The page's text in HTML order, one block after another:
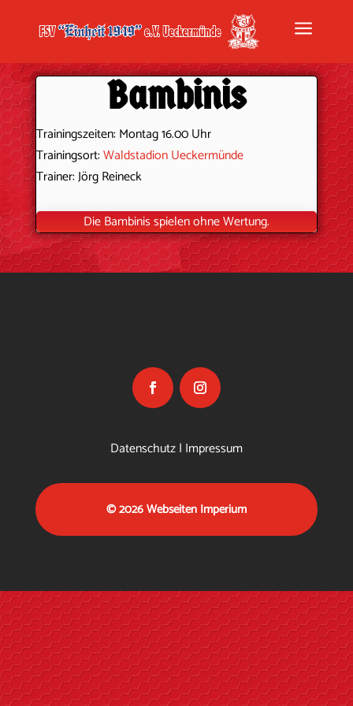
a
Bambinis
Trainingszeiten: Montag 16.00 Uhr
Trainingsort:Waldstadion Ueckermünde
Trainer: Jörg Reineck
Die Bambinis spielen ohne Wertung.
Datenschutz| Impressum
© 2026Webseiten Imperium